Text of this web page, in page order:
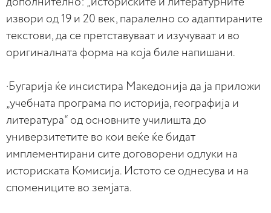
извори од 19 и 20 век, паралелно со адаптираните
текстови, да се претставуваат и изучуваат и во
оригиналната форма на која биле напишани.
·Бугарија ќе инсистира Македонија да ја приложи
„учебната програма по историја, географија и
литература“ од основните училишта до
универзитетите во кои веќе ќе бидат
имплементирани сите договорени одлуки на
историската Комисија. Истото се однесува и на
спомениците во земјата.